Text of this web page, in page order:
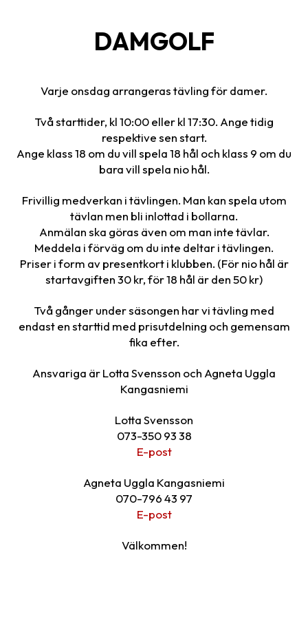
DAMGOLF
Varje onsdag arrangeras tävling för damer.
Två starttider, kl 10:00 eller kl 17:30. Ange tidig
respektive sen start.
Ange klass 18 om du vill spela 18 hål och klass 9 om du
bara vill spela nio hål.
Frivillig medverkan i tävlingen. Man kan spela utom
tävlan men bli inlottad i bollarna.
Anmälan ska göras även om man inte tävlar.
Meddela i förväg om du inte deltar i tävlingen.
Priser i form av presentkort i klubben. (För nio hål är
startavgiften 30 kr, för 18 hål är den 50 kr)
Två gånger under säsongen har vi tävling med
endast en starttid med prisutdelning och gemensam
fika efter.
Ansvariga är Lotta Svensson och Agneta Uggla
Kangasniemi
Lotta Svensson
073-350 93 38
E-post
Agneta Uggla Kangasniemi
070-796 43 97
E-post
Välkommen!